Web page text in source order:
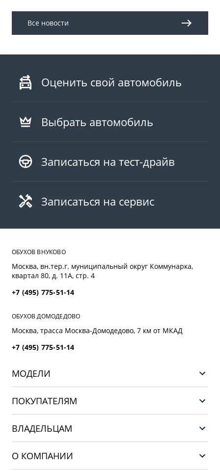
Все новости
Оценить свой автомобиль
Выбрать автомобиль
Записаться на тест-драйв
Записаться на сервис
ОБУХОВ ВНУКОВО
Москва, вн.тер.г. муниципальный округ Коммунарка,
квартал 80, д. 11А, стр. 4
+7 (495) 775-51-14
ОБУХОВ ДОМОДЕДОВО
Москва, трасса Mосква-Домодедово, 7 км от МКАД
+7 (495) 775-51-14
МОДЕЛИ
CITYRAY
ATLAS
OKAVANGO
ПОКУПАТЕЛЯМ
ВЛАДЕЛЬЦАМ
О КОМПАНИИ